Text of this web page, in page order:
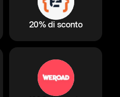
20% di sconto